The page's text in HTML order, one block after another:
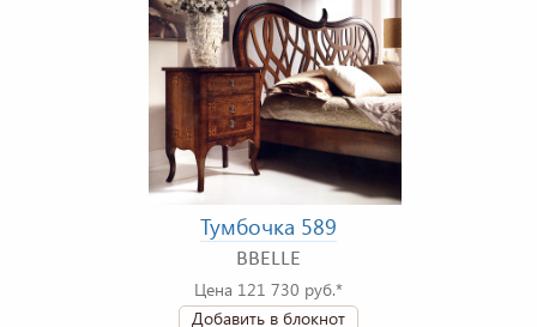
Тумбочка 589
BBELLE
Цена 121 730 руб.*
Добавить в блокнот